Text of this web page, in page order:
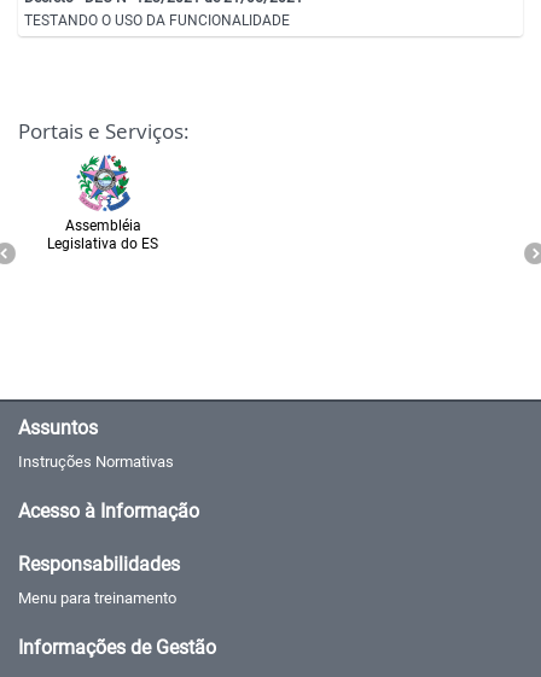
TESTANDO O USO DA FUNCIONALIDADE
Portais e Serviços:
Assembléia
Legislativa do ES
Assuntos
Instruções Normativas
Acesso à Informação
Responsabilidades
Menu para treinamento
Informações de Gestão